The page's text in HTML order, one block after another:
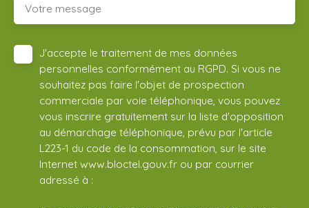
Votre message
J'accepte le traitement de mes données
personnelles conformément au RGPD. Si vous ne
souhaitez pas faire l'objet de prospection
commerciale par voie téléphonique, vous pouvez
vous inscrire gratuitement sur la liste d'opposition
au démarchage téléphonique, prévu par l'article
L223-1 du code de la consommation, sur le site
Internet www.bloctel.gouv.fr ou par courrier
adressé à :